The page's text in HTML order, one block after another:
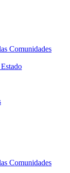
Comunidades
Comunidades